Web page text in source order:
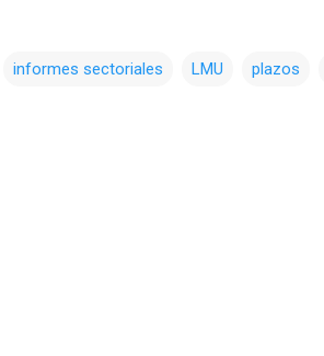
informes sectoriales LMU plazos